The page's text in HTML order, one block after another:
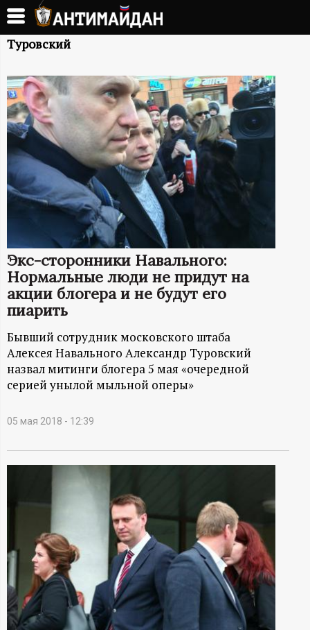
Перейти
основному
А
Н
Т
И
М
Й
Д
А
Н
-
и
н
о
р
м
а
Туровский
Экс-сторонники Навального:
Нормальные люди не придут на
акции блогера и не будут его
пиарить
Бывший сотрудник московского штаба
Алексея Навального Александр Туровский
назвал митинги блогера 5 мая «очередной
серией унылой мыльной оперы»
05 мая 2018 - 12:39